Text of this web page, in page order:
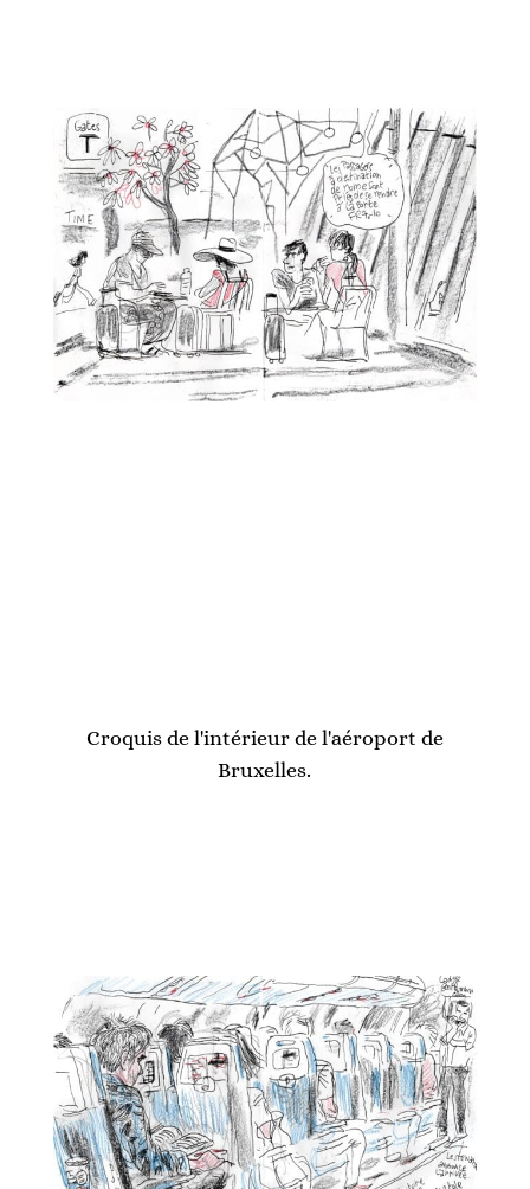
Croquis de l'intérieur de l'aéroport de
Bruxelles.